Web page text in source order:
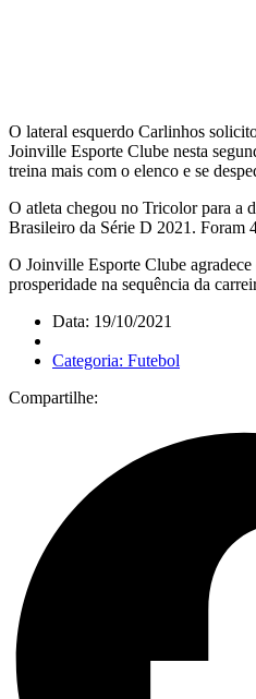
O lateral esquerdo Carlinhos
Joinville Esporte Clube nesta
treina mais com o elenco e se
O atleta chegou no Tricolor para a
Brasileiro da Série D 2021. Foram
O Joinville Esporte Clube agradece
prosperidade na sequência da
Data: 19/10/2021
Categoria: Futebol
Compartilhe: